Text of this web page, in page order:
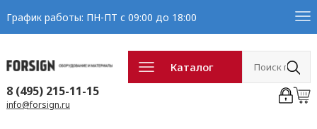
График работы: ПН-ПТ с 09:00 до 18:00
Каталог
8 (495) 215-11-15
info@forsign.ru